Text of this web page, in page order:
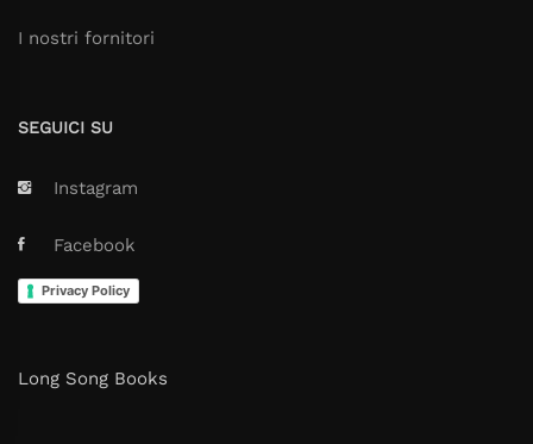
I nostri fornitori
SEGUICI SU
Instagram
Facebook
Privacy Policy
Long Song Books